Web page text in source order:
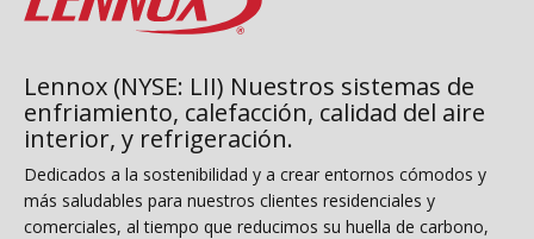
Lennox (NYSE: LII) Nuestros sistemas de
enfriamiento, calefacción, calidad del aire
interior, y refrigeración.
Dedicados a la sostenibilidad y a crear entornos cómodos y
más saludables para nuestros clientes residenciales y
comerciales, al tiempo que reducimos su huella de carbono,